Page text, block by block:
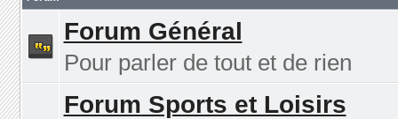
Forum Général
Pour parler de tout et de rien
Forum Sports et Loisirs